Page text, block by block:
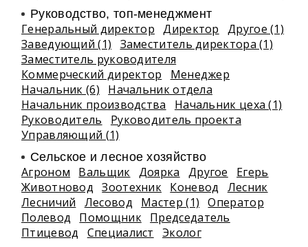
Руководство, топ-менеджмент
Генеральный директор Директор
Другое (1)
Заведующий (1)
Заместитель директора (1)
Заместитель руководителя
Коммерческий директор
Менеджер
Начальник (6)
Начальник отдела
Начальник производства
Начальник цеха (1)
Руководитель
Руководитель проекта
Управляющий (1)
Сельское и лесное хозяйство
Агроном Вальщик Доярка Другое
Егерь
Животновод
Зоотехник Коневод
Лесник
Лесничий
Лесовод Мастер (1)
Оператор
Полевод
Помощник Председатель
Птицевод
Специалист Эколог